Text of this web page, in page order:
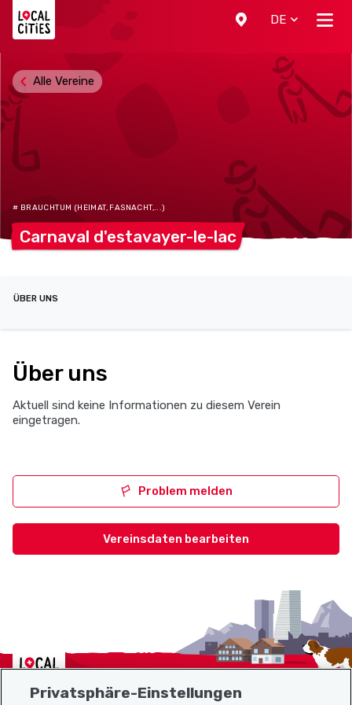
DE
# BRAUCHTUM (HEIMAT, FASNACHT,...)
Carnaval d'estavayer-le-lac
Alle Vereine
ÜBER UNS
Über uns
Aktuell sind keine Informationen zu diesem Verein
eingetragen.
Problem melden
Vereinsdaten bearbeiten
Localcities
Privatsphäre-Einstellungen